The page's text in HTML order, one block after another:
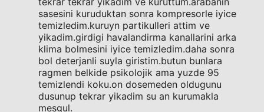
sasesini kuruduktan sonra kompresorle iyice
temizledim.kuruyn partikulleri attim ve
yikadim.girdigi havalandirma kanallarini arka
klima bolmesini iyice temizledim.daha sonra
bol deterjanli suyla giristim.butun bunlara
ragmen belkide psikolojik ama yuzde 95
temizlendi koku.on dosemeden oldugunu
dusunup tekrar yikadim su an kurumakla
mesgul.